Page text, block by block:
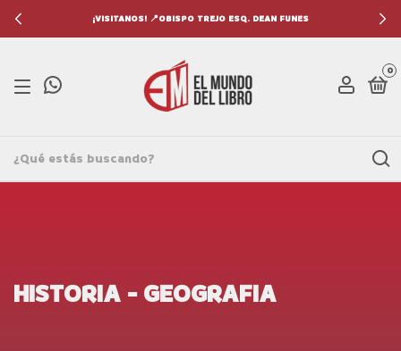
¡VISITANOS! 📍OBISPO TREJO ESQ. DEAN FUNES
0
HISTORIA - GEOGRAFIA